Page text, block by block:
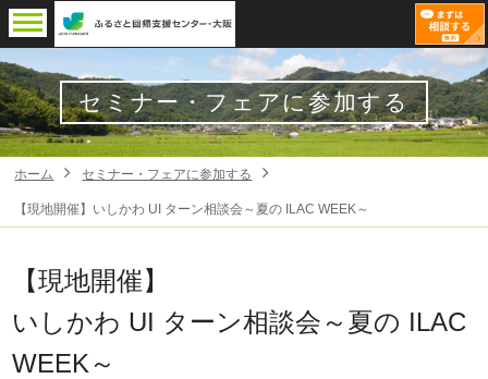
セミナー・フェアに参加する
ホーム セミナー・フェアに参加する
【現地開催】いしかわ UI ターン相談会～夏の ILAC WEEK～
【現地開催】
いしかわ UI ターン相談会～夏の ILAC
WEEK～